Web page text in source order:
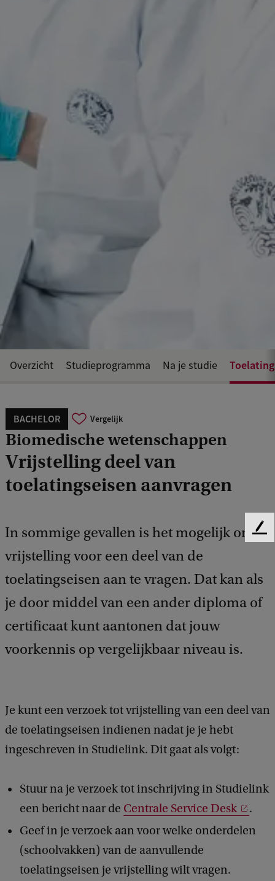
BACHELOR Vergelijk
Biomedische wetenschappen
Vrijstelling deel van
toelatingseisen aanvragen
In sommige gevallen is het mogelijk om
vrijstelling voor een deel van de
toelatingseisen aan te vragen. Dat kan als
je door middel van een ander diploma of
certificaat kunt aantonen dat jouw
voorkennis op vergelijkbaar niveau is.
Overzicht Studieprogramma Na je studie
Je kunt een verzoek tot vrijstelling van een deel van
de toelatingseisen indienen nadat je je hebt
ingeschreven in Studielink. Dit gaat als volgt:
Stuur na je verzoek tot inschrijving in Studielink
een bericht naar de Centrale Service Desk
.
Geef in je verzoek aan voor welke onderdelen
(schoolvakken) van de aanvullende
toelatingseisen je vrijstelling wilt vragen.
F
b
a